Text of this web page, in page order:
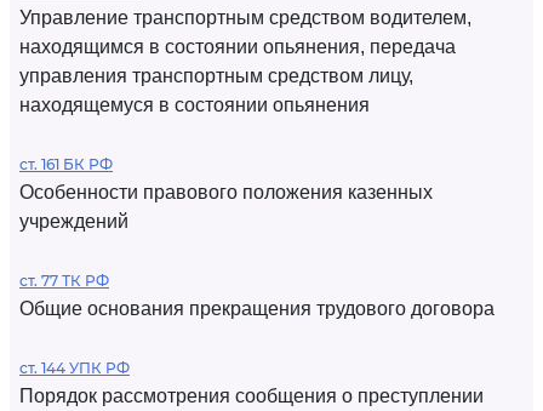
Управление транспортным средством водителем,
находящимся в состоянии опьянения, передача
управления транспортным средством лицу,
находящемуся в состоянии опьянения
ст. 161 БК РФ
Особенности правового положения казенных
учреждений
ст. 77 ТК РФ
Общие основания прекращения трудового договора
ст. 144 УПК РФ
Порядок рассмотрения сообщения о преступлении